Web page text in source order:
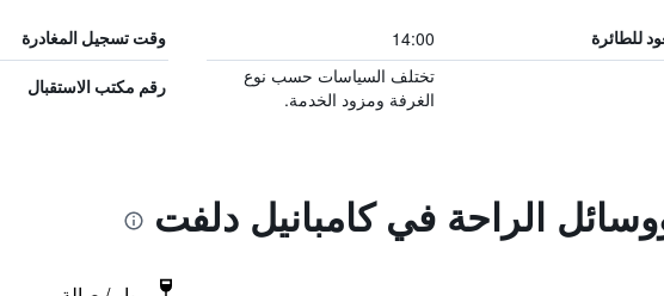
للطائرة 14:00 وقت تسجيل المغادرة
تختلف السياسات حسب نوع
الغرفة ومزود الخدمة.
رقم مكتب الاستقبال
الراحة في كامبانيل دلفت